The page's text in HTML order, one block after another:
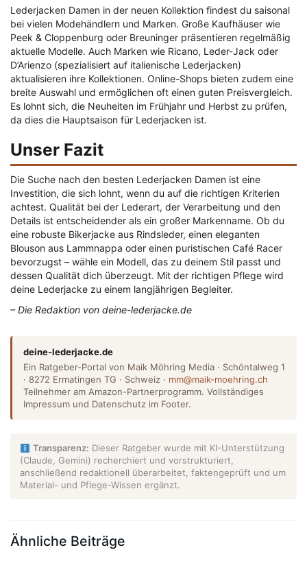
Lederjacken Damen in der neuen Kollektion findest du saisonal
bei vielen Modehändlern und Marken. Große Kaufhäuser wie
Peek & Cloppenburg oder Breuninger präsentieren regelmäßig
aktuelle Modelle. Auch Marken wie Ricano, Leder-Jack oder
D’Arienzo (spezialisiert auf italienische Lederjacken)
aktualisieren ihre Kollektionen. Online-Shops bieten zudem eine
breite Auswahl und ermöglichen oft einen guten Preisvergleich.
Es lohnt sich, die Neuheiten im Frühjahr und Herbst zu prüfen,
da dies die Hauptsaison für Lederjacken ist.
Unser Fazit
Die Suche nach den besten Lederjacken Damen ist eine
Investition, die sich lohnt, wenn du auf die richtigen Kriterien
achtest. Qualität bei der Lederart, der Verarbeitung und den
Details ist entscheidender als ein großer Markenname. Ob du
eine robuste Bikerjacke aus Rindsleder, einen eleganten
Blouson aus Lammnappa oder einen puristischen Café Racer
bevorzugst – wähle ein Modell, das zu deinem Stil passt und
dessen Qualität dich überzeugt. Mit der richtigen Pflege wird
deine Lederjacke zu einem langjährigen Begleiter.
– Die Redaktion von deine-lederjacke.de
deine-lederjacke.de
Ein Ratgeber-Portal von Maik Möhring Media · Schöntalweg 1
· 8272 Ermatingen TG · Schweiz · mm@maik-moehring.ch
Teilnehmer am Amazon-Partnerprogramm. Vollständiges
Impressum und Datenschutz im Footer.
Transparenz: Dieser Ratgeber wurde mit KI-Unterstützung
(Claude, Gemini) recherchiert und vorstrukturiert,
anschließend redaktionell überarbeitet, faktengeprüft und um
Material- und Pflege-Wissen ergänzt.
Ähnliche Beiträge